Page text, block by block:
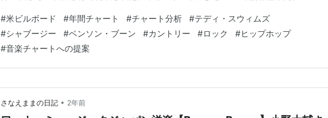
今年度の集計期間は2023年10月28日付～2024年10月19付の52週分となります。
2024年度の米ビルボー…
#米ビルボード #年間チャート #チャート分析 #テディ・スウィムズ
#シャブージー #ベンソン・ブーン #カントリー #ロック #ヒップホップ
#音楽チャートへの提案
さなえままの日記 • 2年前